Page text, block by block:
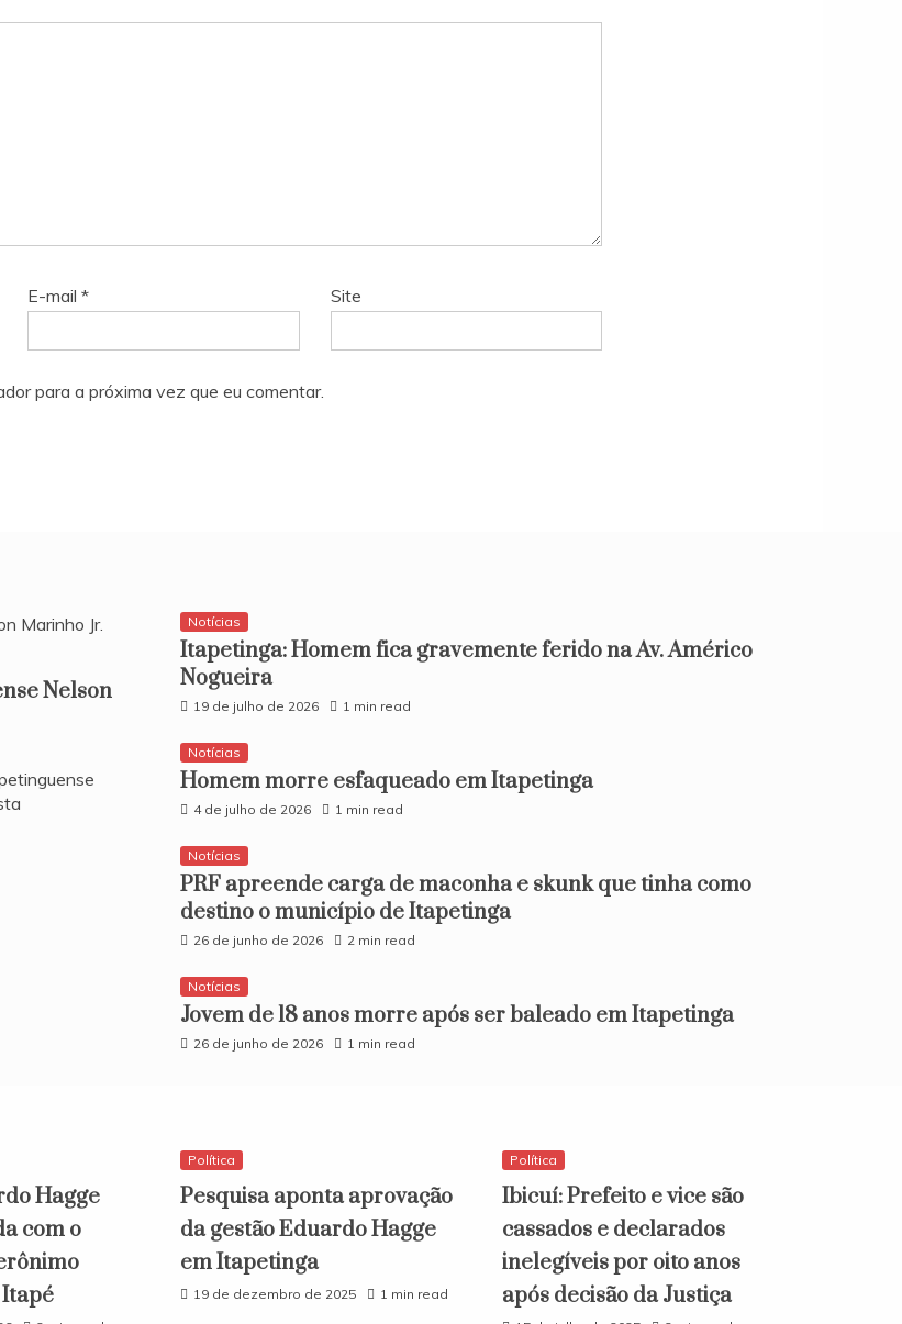
E-mail* Site
para a próxima vez que eu comentar.
Nelson
Notícias
Itapetinga: Homem fica gravemente ferido na Av. Américo
Nogueira
19 de julho de 2026 1 min read
Notícias
Homem morre esfaqueado em Itapetinga
4 de julho de 2026 1 min read
Notícias
PRF apreende carga de maconha e skunk que tinha como
destino o município de Itapetinga
26 de junho de 2026 2 min read
Notícias
​Jovem de 18 anos morre após ser baleado em Itapetinga
26 de junho de 2026 1 min read
Hagge
com o
Política
Pesquisa aponta aprovação
da gestão Eduardo Hagge
em Itapetinga
19 de dezembro de 2025 1 min read
Política
Ibicuí: Prefeito e vice são
cassados e declarados
inelegíveis por oito anos
após decisão da Justiça